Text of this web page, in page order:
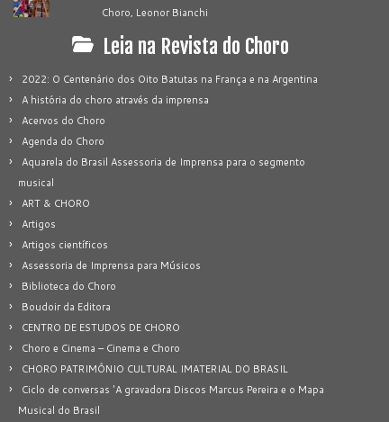
Choro, Leonor Bianchi
Leia na Revista do Choro
2022: O Centenário dos Oito Batutas na França e na Argentina
A história do choro através da imprensa
Acervos do Choro
Agenda do Choro
Aquarela do Brasil Assessoria de Imprensa para o segmento
musical
ART & CHORO
Artigos
Artigos científicos
Assessoria de Imprensa para Músicos
Biblioteca do Choro
Boudoir da Editora
CENTRO DE ESTUDOS DE CHORO
Choro e Cinema – Cinema e Choro
CHORO PATRIMÔNIO CULTURAL IMATERIAL DO BRASIL
Ciclo de conversas 'A gravadora Discos Marcus Pereira e o Mapa
Musical do Brasil